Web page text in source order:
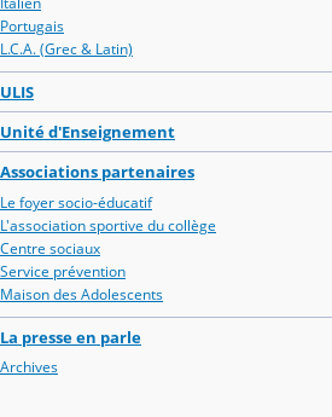
Portugais
L.C.A. (Grec & Latin)
ULIS
Unité d'Enseignement
Associations partenaires
Le foyer socio-éducatif
L'association sportive du collège
Centre sociaux
Service prévention
Maison des Adolescents
La presse en parle
Archives